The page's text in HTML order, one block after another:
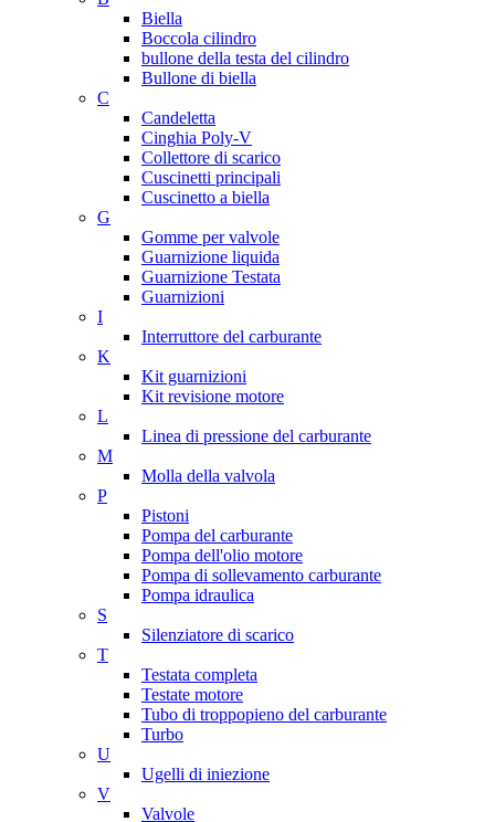
Biella
Boccola cilindro
bullone della testa del cilindro
Bullone di biella
C
Candeletta
Cinghia Poly-V
Collettore di scarico
Cuscinetti principali
Cuscinetto a biella
G
Gomme per valvole
Guarnizione liquida
Guarnizione Testata
Guarnizioni
I
Interruttore del carburante
K
Kit guarnizioni
Kit revisione motore
L
Linea di pressione del carburante
M
Molla della valvola
P
Pistoni
Pompa del carburante
Pompa dell'olio motore
Pompa di sollevamento carburante
Pompa idraulica
S
Silenziatore di scarico
T
Testata completa
Testate motore
Tubo di troppopieno del carburante
Turbo
U
Ugelli di iniezione
V
Valvole